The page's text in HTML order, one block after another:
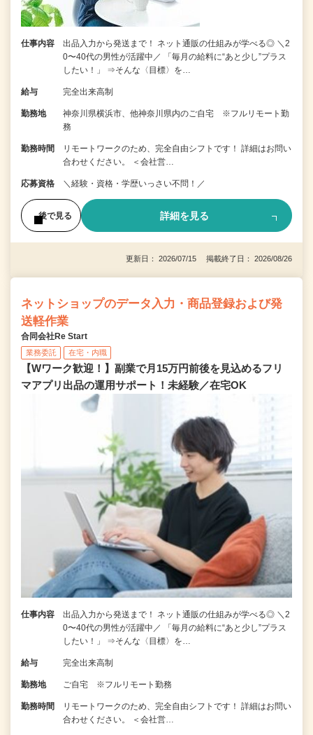
仕事内容
出品入力から発送まで！ ネット通販の仕組みが学べる◎ ＼2
0〜40代の男性が活躍中／ 「毎月の給料に“あと少し”プラス
したい！」 ⇒そんな〈目標〉を…
給与 完全出来高制
勤務地
神奈川県横浜市、他神奈川県内のご自宅 ※フルリモート勤
務
勤務時間
リモートワークのため、完全自由シフトです！ 詳細はお問い
合わせください。 ＜会社営…
応募資格 ＼経験・資格・学歴いっさい不問！／
後で見る 詳細を見る
更新日： 2026/07/15 掲載終了日： 2026/08/26
ネットショップのデータ入力・商品登録および発
送軽作業
合同会社Re Start
業務委託 在宅・内職
【Wワーク歓迎！】副業で月15万円前後を見込めるフリ
マアプリ出品の運用サポート！未経験／在宅OK
仕事内容
出品入力から発送まで！ ネット通販の仕組みが学べる◎ ＼2
0〜40代の男性が活躍中／ 「毎月の給料に“あと少し”プラス
したい！」 ⇒そんな〈目標〉を…
給与 完全出来高制
勤務地 ご自宅 ※フルリモート勤務
勤務時間
リモートワークのため、完全自由シフトです！ 詳細はお問い
合わせください。 ＜会社営…